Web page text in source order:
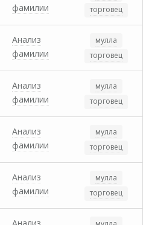
фамилии
торговец
Анализ
фамилии
мулла
торговец
Анализ
фамилии
мулла
торговец
Анализ
фамилии
мулла
торговец
Анализ
фамилии
мулла
торговец
Анализ